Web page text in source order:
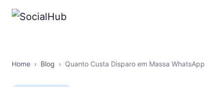
Home › Blog › Quanto Custa Disparo em Massa WhatsApp